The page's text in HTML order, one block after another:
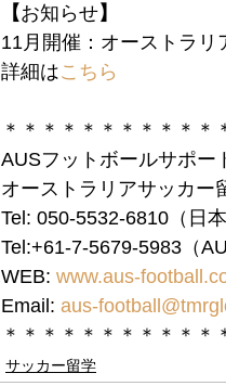
【お知らせ】
11月開催：オーストラ
詳細はこちら
＊＊＊＊＊＊＊＊＊＊＊
AUSフットボールサポー
オーストラリアサッカー
Tel: 050-5532-6810（日本
Tel:+61-7-5679-5983（
WEB: www.aus-
Email: aus-
＊＊＊＊＊＊＊＊＊＊＊
サッカー留学